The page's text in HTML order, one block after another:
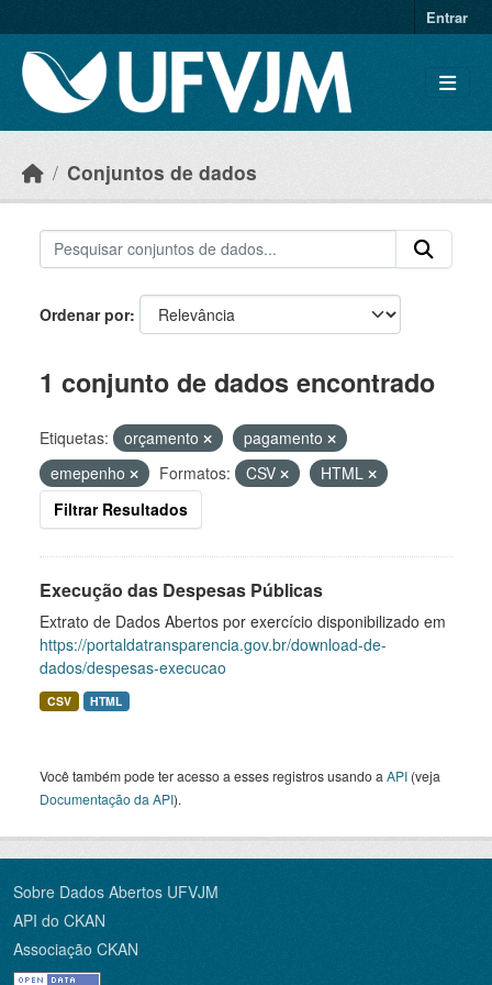
Entrar
Conjuntos de dados
Ordenar por
1 conjunto de dados encontrado
Etiquetas: orçamento
pagamento
emepenho
Formatos: CSV
HTML
Filtrar Resultados
Execução das Despesas Públicas
Extrato de Dados Abertos por exercício disponibilizado em
https://portaldatransparencia.gov.br/download-de-
dados/despesas-execucao
CSV HTML
Você também pode ter acesso a esses registros usando a API (veja
Documentação da API).
Sobre Dados Abertos UFVJM
API do CKAN
Associação CKAN